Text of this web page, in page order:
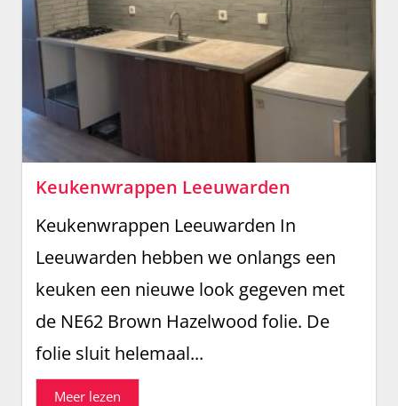
Keukenwrappen Leeuwarden
Keukenwrappen Leeuwarden In
Leeuwarden hebben we onlangs een
keuken een nieuwe look gegeven met
de NE62 Brown Hazelwood folie. De
folie sluit helemaal...
Meer lezen